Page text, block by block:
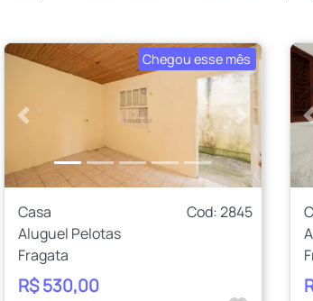
Chegou esse mês
Anterior Próximo
Casa
Cod: 2845
Aluguel Pelotas
Fragata
R$ 530,00